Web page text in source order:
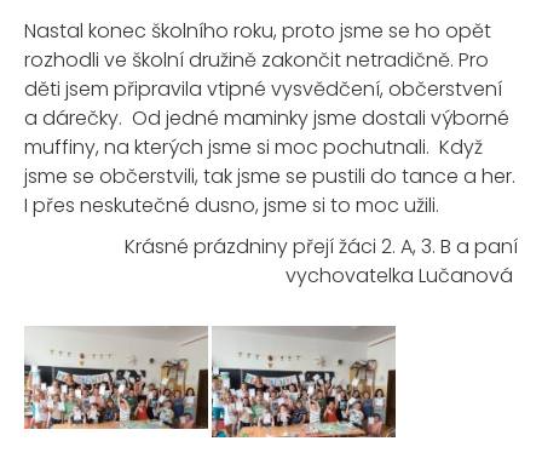
Nastal konec školního roku, proto jsme se ho opět
rozhodli ve školní družině zakončit netradičně. Pro
děti jsem připravila vtipné vysvědčení, občerstvení
a dárečky. Od jedné maminky jsme dostali výborné
muffiny, na kterých jsme si moc pochutnali. Když
jsme se občerstvili, tak jsme se pustili do tance a her.
I přes neskutečné dusno, jsme si to moc užili.
Krásné prázdniny přejížáci 2. A, 3. B a paní
vychovatelka Lučanová